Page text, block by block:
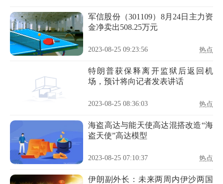
军信股份（301109）8月24日主力资
金净卖出508.25万元
2023-08-25 09:23:56 热点
特朗普获保释离开监狱后返回机
场，预计将向记者发表讲话
2023-08-25 08:36:03 热点
海盗高达与能天使高达混搭改造“海
盗天使”高达模型
2023-08-25 07:10:37 热点
伊朗副外长：未来两周内伊沙两国